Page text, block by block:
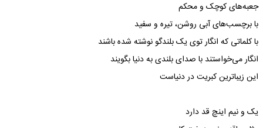
جعبه‌های کوچک و محکم
با برچسب‌های آبی روشن، تیره و سفید
با کلماتی که انگار توی یک بلندگو نوشته شده باشند
انگار می‌خواستند با صدای بلندی به دنیا بگویند
این زیباترین کبریت در دنیاست
یک و نیم اینچ قد دارد